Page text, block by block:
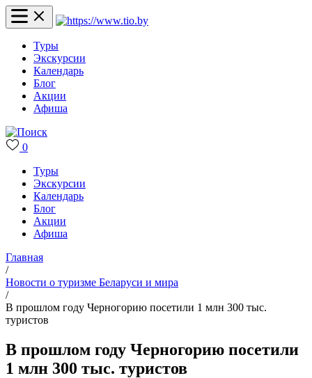
Туры
Экскурсии
Календарь
Блог
Акции
Афиша
0
Туры
Экскурсии
Календарь
Блог
Акции
Афиша
Главная
/
Новости о туризме Беларуси и мира
/
В прошлом году Черногорию посетили 1 млн 300 тыс.
туристов
В прошлом году Черногорию посетили
1 млн 300 тыс. туристов